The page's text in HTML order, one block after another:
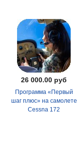
26 000.00 руб
Программа «Первый
шаг плюс» на самолете
Cessna 172